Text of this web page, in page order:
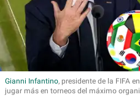
Gianni Infantino, presidente de la FIFA
jugar más en torneos del máximo